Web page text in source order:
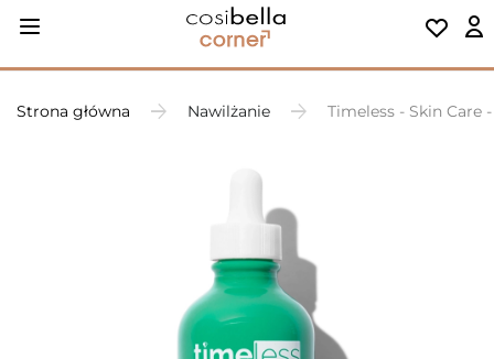
Strona główna Nawilżanie Timeless - Skin Care